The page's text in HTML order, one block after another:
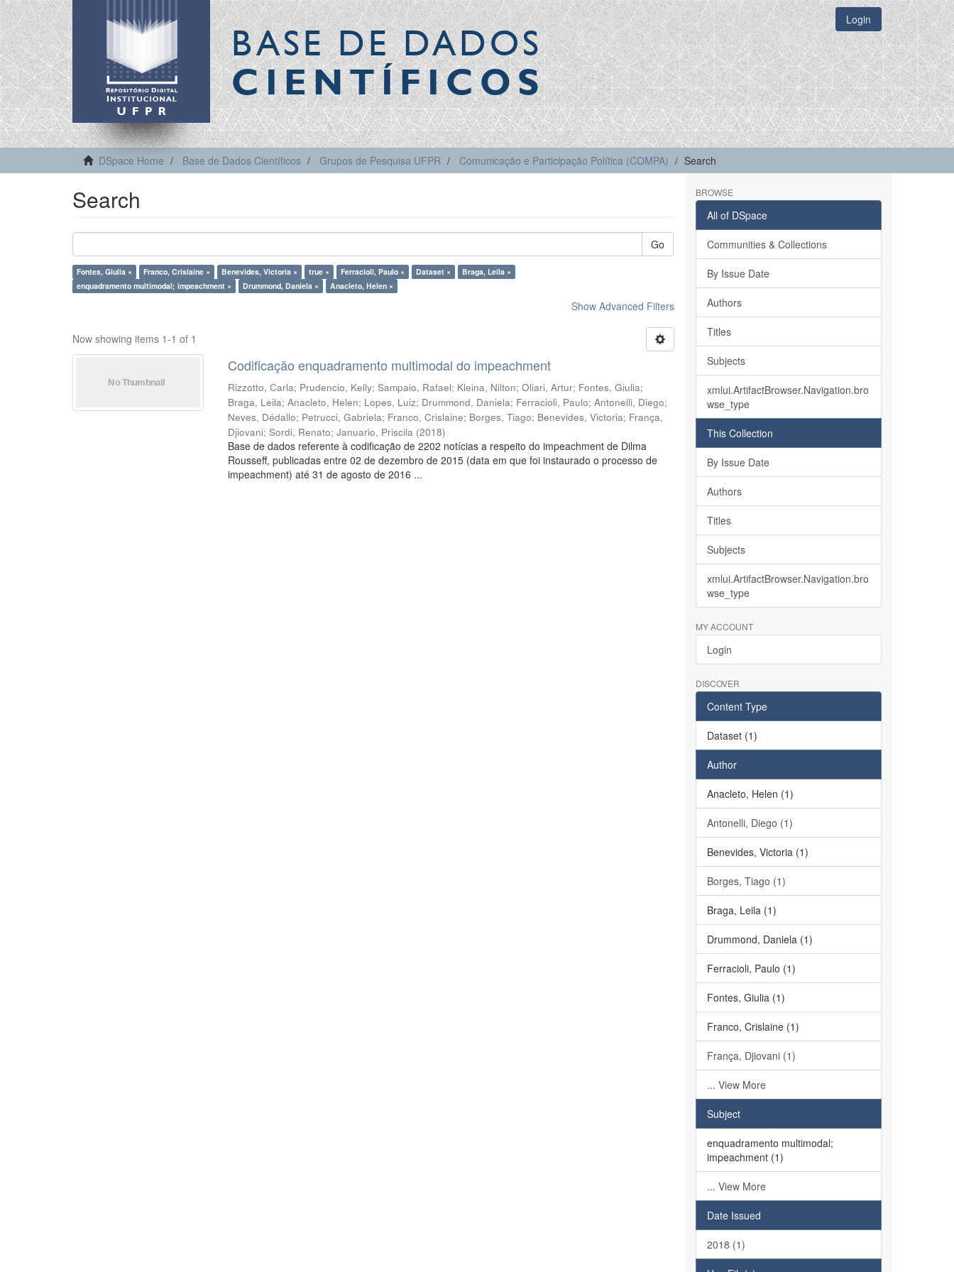
BASE DE DADOS
CIENTÍFICOS
Login
DSpace Home Base de Dados Científicos Grupos de Pesquisa UFPR Comunicação e Participação Política (COMPA) Search
Search
Go
Fontes, Giulia × Franco, Crislaine × Benevides, Victoria × true × Ferracioli, Paulo × Dataset ×
Braga, Leila ×
enquadramento multimodal; impeachment ×
Drummond, Daniela × Anacleto, Helen ×
Show Advanced Filters
Now showing items 1-1 of 1
Codificação enquadramento multimodal do impeachment
Rizzotto, Carla; Prudencio, Kelly;Sampaio, Rafael; Kleina, Nilton;Oliari, Artur; Fontes, Giulia;
Braga, Leila;Anacleto, Helen; Lopes, Luiz; Drummond, Daniela; Ferracioli, Paulo;Antonelli, Diego;
Neves, Dédallo; Petrucci, Gabriela; Franco, Crislaine; Borges, Tiago; Benevides, Victoria; França,
Djiovani;Sordi, Renato;Januario, Priscila (2018)
Base de dados referente à codificação de 2202 notícias a respeito do impeachment de Dilma
Rousseff, publicadas entre 02 de dezembro de 2015 (data em que foi instaurado o processo de
impeachment) até 31 de agosto de 2016 ...
BROWSE
All of DSpace
Communities & Collections
By Issue Date
Authors
Titles
Subjects
xmlui.ArtifactBrowser.Navigation.bro
wse_type
This Collection
By Issue Date
Authors
Titles
Subjects
xmlui.ArtifactBrowser.Navigation.bro
wse_type
MY ACCOUNT
Login
DISCOVER
Content Type
Dataset (1)
Author
Anacleto, Helen (1)
Antonelli, Diego (1)
Benevides, Victoria (1)
Borges, Tiago (1)
Braga, Leila (1)
Drummond, Daniela (1)
Ferracioli, Paulo (1)
Fontes, Giulia (1)
Franco, Crislaine (1)
França, Djiovani (1)
... View More
Subject
enquadramento multimodal;
impeachment (1)
... View More
Date Issued
2018 (1)